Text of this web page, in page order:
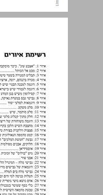
רשימת איורים ... 6